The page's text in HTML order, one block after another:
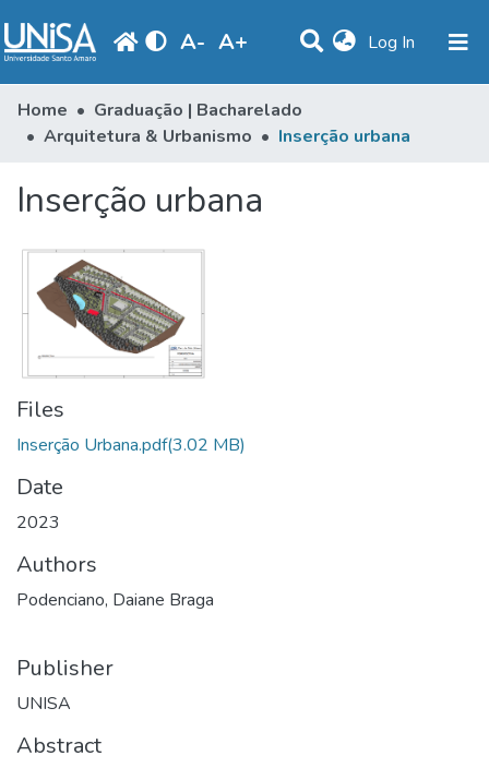
A- A+ Log In (current)
Communities & Collections
Statistics
Browse
Library
Periodicals
Home
Graduação | Bacharelado
Arquitetura & Urbanismo
Inserção urbana
Inserção urbana
Files
Inserção Urbana.pdf(3.02 MB)
Date
2023
Authors
Podenciano, Daiane Braga
Publisher
UNISA
Abstract